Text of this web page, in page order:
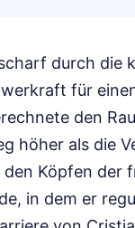
durch die
für
den
höher als die
Köpfen der
in dem er